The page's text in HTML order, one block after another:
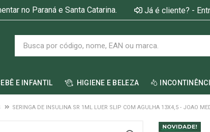
no Paraná e Santa Catarina. Já é cliente? -
E INFANTIL HIGIENE E BELEZA
SERINGA DE INSULINA SR 1ML LUER SLIP COM AGULHA 13X4,5 - JOAO